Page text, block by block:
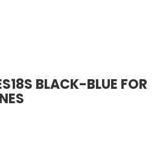
BLACK-BLUE FOR